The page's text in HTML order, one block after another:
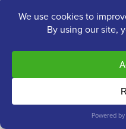
você duplicou e
Assim: